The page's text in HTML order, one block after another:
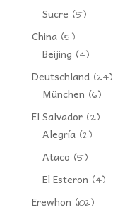
Sucre (5)
China(5)
Beijing (4)
Deutschland(24)
München (6)
El Salvador(12)
Alegría(2)
Ataco (5)
El Esteron (4)
Erewhon (102)